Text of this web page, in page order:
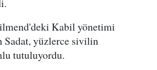
Kabil yönetimi
yüzlerce sivilin
tutuluyordu.